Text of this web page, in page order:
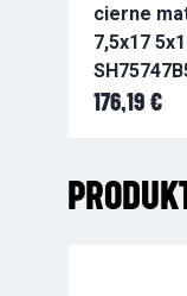
cierne
7,5x17
176,19 €